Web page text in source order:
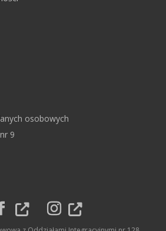
osobowych
9